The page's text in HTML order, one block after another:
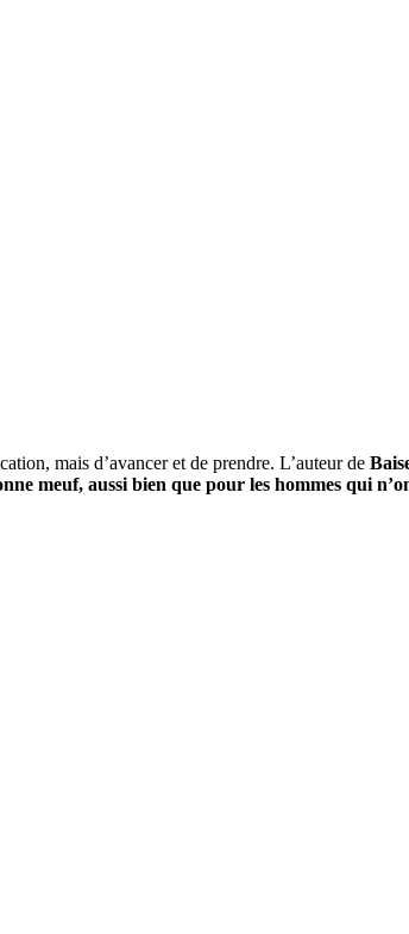
mais d’avancer et de prendre. L’auteur de
meuf, aussi bien que pour les hommes qui